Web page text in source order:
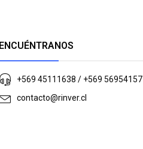
ENCUÉNTRANOS
+569 45111638 / +569 56954157
contacto@rinver.cl